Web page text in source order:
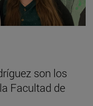
son los
Facultad de